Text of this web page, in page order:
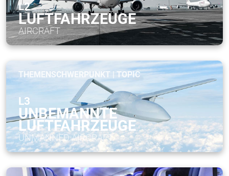
L2
LUFTFAHRZEUGE
AIRCRAFT
THEMENSCHWERPUNKT | TOPIC
L3
UNBEMANNTE
LUFTFAHRZEUGE
UNMANNED AIRCRAFT